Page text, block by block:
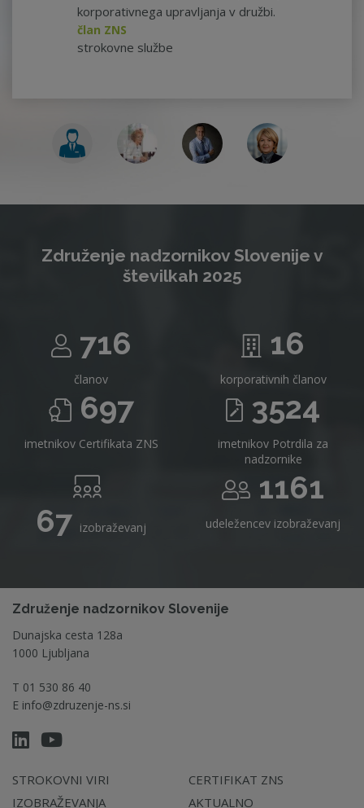
korporativnega upravljanja v družbi.
član ZNS
strokovne službe
Združenje nadzornikov Slovenije v
številkah 2025
716
članov
16
korporativnih članov
697
imetnikov Certifikata ZNS
3524
imetnikov Potrdila za
nadzornike
67 izobraževanj
1161
udeležencev izobraževanj
Združenje nadzornikov Slovenije
Dunajska cesta 128a
1000 Ljubljana
T 01 530 86 40
E info@zdruzenje-ns.si
STROKOVNI VIRI
IZOBRAŽEVANJA
CERTIFIKAT ZNS
AKTUALNO